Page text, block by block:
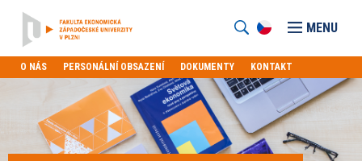
MENU
O NÁS PERSONÁLNÍ OBSAZENÍ DOKUMENTY KONTAKT